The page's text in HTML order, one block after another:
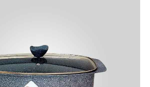
یخچال و فریزر